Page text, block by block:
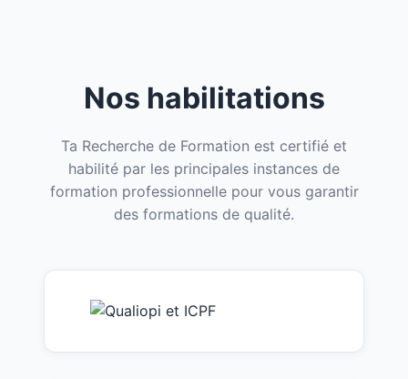
Nos habilitations
Ta Recherche de Formation est certifié et
habilité par les principales instances de
formation professionnelle pour vous garantir
des formations de qualité.